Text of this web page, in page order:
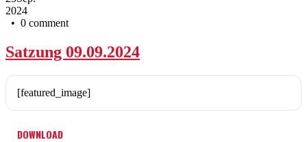
2024
• 0 comment
Satzung 09.09.2024
[featured_image]
DOWNLOAD